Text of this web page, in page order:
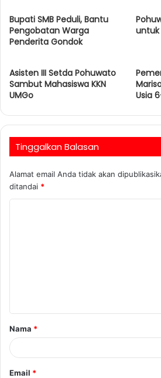
Bupati SMB Peduli, Bantu
Pengobatan Warga
Penderita Gondok
untuk
Asisten III Setda Pohuwato
Sambut Mahasiswa KKN
UMGo
Usia
Tinggalkan Balasan
Alamat email Anda tidak akan
ditandai *
Nama *
Email *